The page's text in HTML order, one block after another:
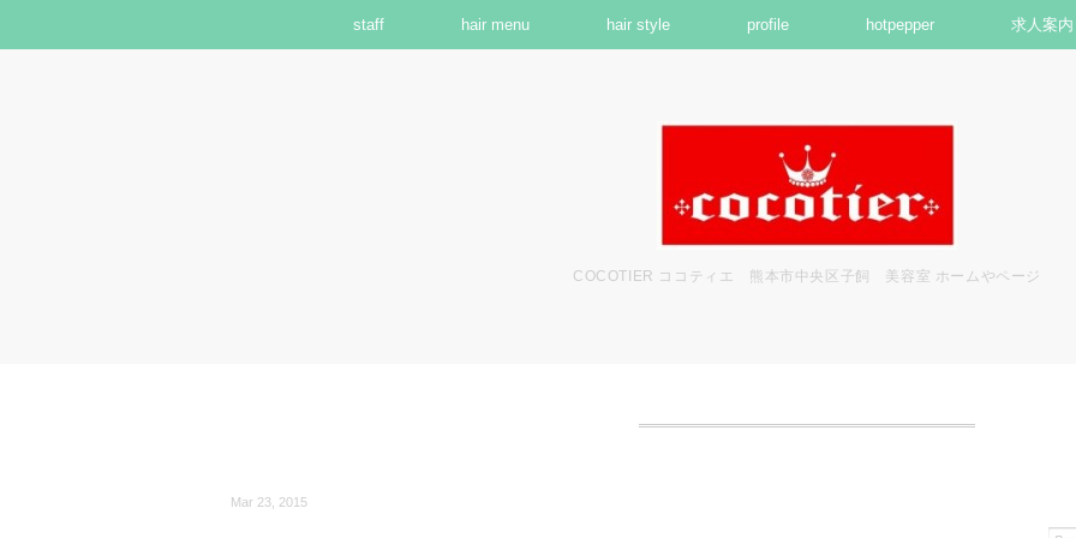
staff hair menu hair style profile hotpepper 求人案
COCOTIER ココティエ 熊本市中央区子飼 美容室 ホームやページ
Mar 23, 2015